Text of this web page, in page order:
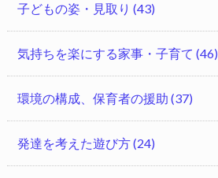
子どもの姿・見取り (43)
気持ちを楽にする家事・子育て (46)
環境の構成、保育者の援助 (37)
発達を考えた遊び方(24)